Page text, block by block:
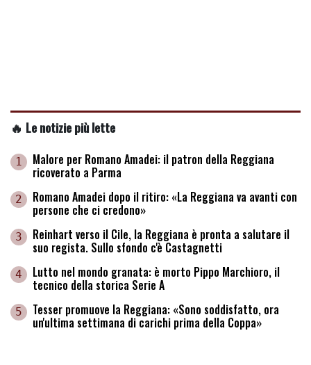
🔥 Le notizie più lette
1 Malore per Romano Amadei: il patron della Reggiana
ricoverato a Parma
2 Romano Amadei dopo il ritiro: «La Reggiana va avanti con
persone che ci credono»
3 Reinhart verso il Cile, la Reggiana è pronta a salutare il
suo regista. Sullo sfondo c'è Castagnetti
4 Lutto nel mondo granata: è morto Pippo Marchioro, il
tecnico della storica Serie A
5 Tesser promuove la Reggiana: «Sono soddisfatto, ora
un'ultima settimana di carichi prima della Coppa»